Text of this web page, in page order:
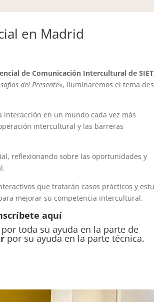
en Madrid
de Comunicación Intercultural de
del Presente«, iluminaremos el tema
en un mundo cada vez más
intercultural y las barreras
reflexionando sobre las oportunidades y
que tratarán casos prácticos y
mejorar su competencia intercultural.
aquí
por toda su ayuda en la parte de
por su ayuda en la parte técnica.